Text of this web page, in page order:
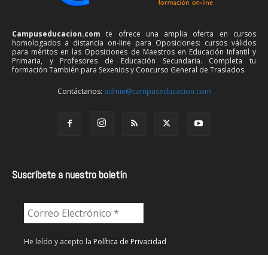
Campuseducacion.com te ofrece una amplia oferta en cursos
homologados a distancia on-line para Oposiciones: cursos válidos
para méritos en las Oposiciones de Maestros en Educación Infantil y
Primaria, y Profesores de Educación Secundaria. Completa tu
formación También para Sexenios y Concurso General de Traslados.
Contáctanos: admin@campuseducacion.com
Suscríbete a nuestro boletín
He leído y acepto la Política de Privacidad